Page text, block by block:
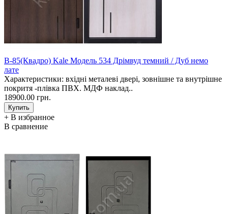
В-85(Квадро) Kale Модель 534 Дрімвуд темний / Дуб немо
лате
Характеристики: вхідні металеві двері, зовнішне та внутрішне
покритя -плівка ПВХ. МДФ наклад..
18900.00 грн.
+ В избранное
В сравнение